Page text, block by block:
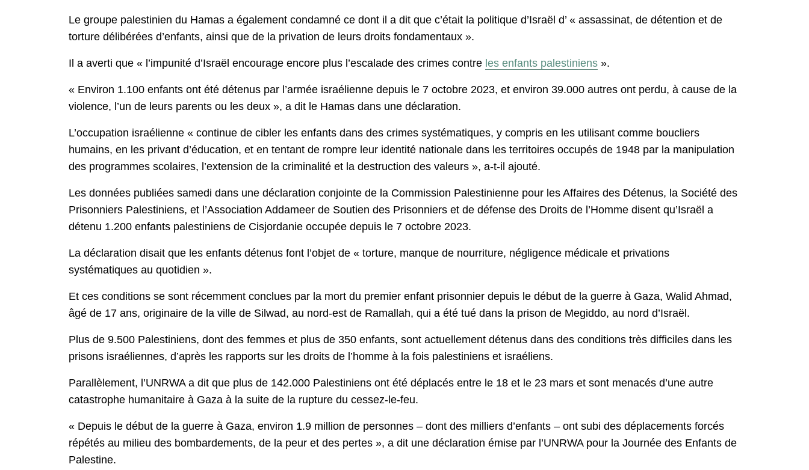
Le groupe palestinien du Hamas a également condamné ce dont il a dit que c’était la politique d’Israël d’ « assassinat, de détention et de
torture délibérées d’enfants, ainsi que de la privation de leurs droits fondamentaux ».
Il a averti que « l’impunité d’Israël encourage encore plus l’escalade des crimes contre les enfants palestiniens ».
« Environ 1.100 enfants ont été détenus par l’armée israélienne depuis le 7 octobre 2023, et environ 39.000 autres ont perdu, à cause de la
violence, l’un de leurs parents ou les deux », a dit le Hamas dans une déclaration.
L’occupation israélienne « continue de cibler les enfants dans des crimes systématiques, y compris en les utilisant comme boucliers
humains, en les privant d’éducation, et en tentant de rompre leur identité nationale dans les territoires occupés de 1948 par la manipulation
des programmes scolaires, l’extension de la criminalité et la destruction des valeurs », a-t-il ajouté.
Les données publiées samedi dans une déclaration conjointe de la Commission Palestinienne pour les Affaires des Détenus, la Société des
Prisonniers Palestiniens, et l’Association Addameer de Soutien des Prisonniers et de défense des Droits de l’Homme disent qu’Israël a
détenu 1.200 enfants palestiniens de Cisjordanie occupée depuis le 7 octobre 2023.
La déclaration disait que les enfants détenus font l’objet de « torture, manque de nourriture, négligence médicale et privations
systématiques au quotidien ».
Et ces conditions se sont récemment conclues par la mort du premier enfant prisonnier depuis le début de la guerre à Gaza, Walid Ahmad,
âgé de 17 ans, originaire de la ville de Silwad, au nord-est de Ramallah, qui a été tué dans la prison de Megiddo, au nord d’Israël.
Plus de 9.500 Palestiniens, dont des femmes et plus de 350 enfants, sont actuellement détenus dans des conditions très difficiles dans les
prisons israéliennes, d’après les rapports sur les droits de l’homme à la fois palestiniens et israéliens.
Parallèlement, l’UNRWA a dit que plus de 142.000 Palestiniens ont été déplacés entre le 18 et le 23 mars et sont menacés d’une autre
catastrophe humanitaire à Gaza à la suite de la rupture du cessez-le-feu.
« Depuis le début de la guerre à Gaza, environ 1.9 million de personnes – dont des milliers d’enfants – ont subi des déplacements forcés
répétés au milieu des bombardements, de la peur et des pertes », a dit une déclaration émise par l’UNRWA pour la Journée des Enfants de
Palestine.